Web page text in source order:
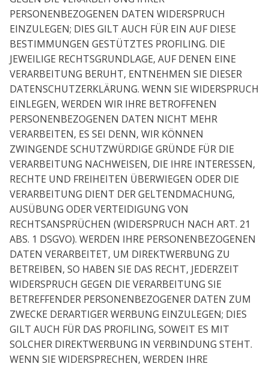
PERSONENBEZOGENEN DATEN WIDERSPRUCH
EINZULEGEN; DIES GILT AUCH FÜR EIN AUF DIESE
BESTIMMUNGEN GESTÜTZTES PROFILING. DIE
JEWEILIGE RECHTSGRUNDLAGE, AUF DENEN EINE
VERARBEITUNG BERUHT, ENTNEHMEN SIE DIESER
DATENSCHUTZERKLÄRUNG. WENN SIE WIDERSPRUCH
EINLEGEN, WERDEN WIR IHRE BETROFFENEN
PERSONENBEZOGENEN DATEN NICHT MEHR
VERARBEITEN, ES SEI DENN, WIR KÖNNEN
ZWINGENDE SCHUTZWÜRDIGE GRÜNDE FÜR DIE
VERARBEITUNG NACHWEISEN, DIE IHRE INTERESSEN,
RECHTE UND FREIHEITEN ÜBERWIEGEN ODER DIE
VERARBEITUNG DIENT DER GELTENDMACHUNG,
AUSÜBUNG ODER VERTEIDIGUNG VON
RECHTSANSPRÜCHEN (WIDERSPRUCH NACH ART. 21
ABS. 1 DSGVO). WERDEN IHRE PERSONENBEZOGENEN
DATEN VERARBEITET, UM DIREKTWERBUNG ZU
BETREIBEN, SO HABEN SIE DAS RECHT, JEDERZEIT
WIDERSPRUCH GEGEN DIE VERARBEITUNG SIE
BETREFFENDER PERSONENBEZOGENER DATEN ZUM
ZWECKE DERARTIGER WERBUNG EINZULEGEN; DIES
GILT AUCH FÜR DAS PROFILING, SOWEIT ES MIT
SOLCHER DIREKTWERBUNG IN VERBINDUNG STEHT.
WENN SIE WIDERSPRECHEN, WERDEN IHRE